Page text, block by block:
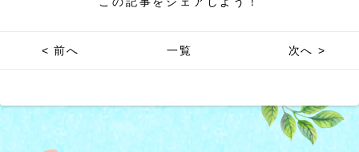
< 前へ 一覧 次へ >